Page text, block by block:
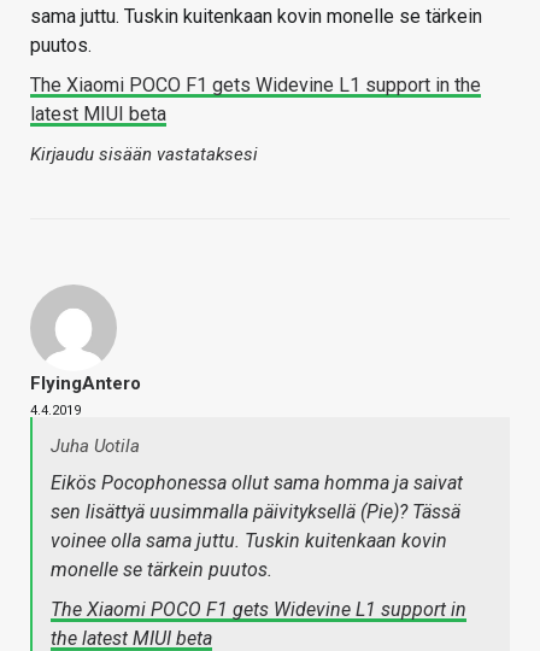
sama juttu. Tuskin kuitenkaan kovin monelle se tärkein
puutos.
The Xiaomi POCO F1 gets Widevine L1 support in the
latest MIUI beta
Kirjaudu sisään vastataksesi
FlyingAntero
4.4.2019
Juha Uotila
Eikös Pocophonessa ollut sama homma ja saivat
sen lisättyä uusimmalla päivityksellä (Pie)? Tässä
voinee olla sama juttu. Tuskin kuitenkaan kovin
monelle se tärkein puutos.
The Xiaomi POCO F1 gets Widevine L1 support in
the latest MIUI beta